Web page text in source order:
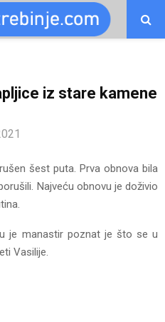
iz stare kamene
šest puta. Prva obnova bila
Najveću obnovu je doživio
je manastir poznat je što se u
Vasilije.